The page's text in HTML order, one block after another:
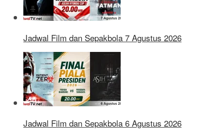
Jadwal Film dan Sepakbola 7 Agustus 2026
Jadwal Film dan Sepakbola 6 Agustus 2026